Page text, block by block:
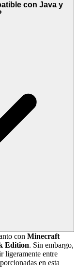
con Java y
con Minecraft
Edition. Sin embargo,
ligeramente entre
en esta